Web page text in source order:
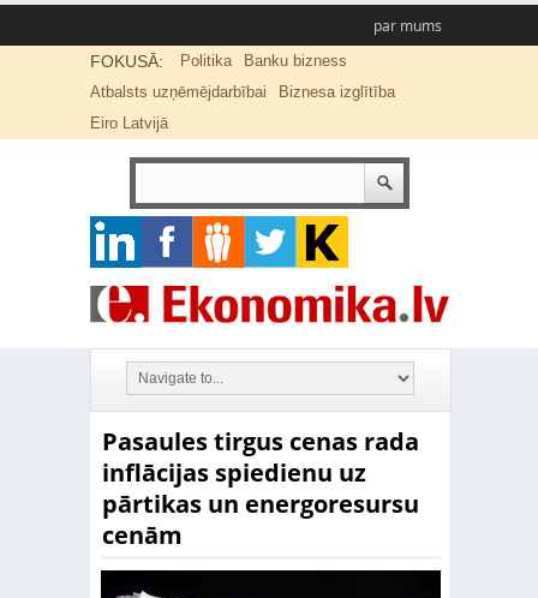
par mums
FOKUSĀ: Politika
Banku bizness
Atbalsts uzņēmējdarbībai
Biznesa izglītība
Eiro Latvijā
Pasaules tirgus cenas rada
inflācijas spiedienu uz
pārtikas un energoresursu
cenām